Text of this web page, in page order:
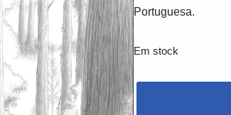
Portuguesa.
Em stock